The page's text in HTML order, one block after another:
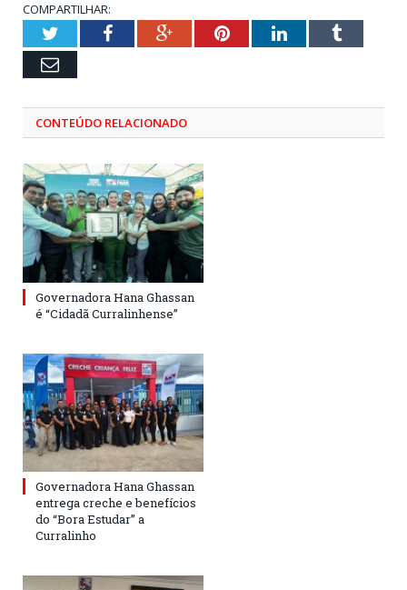
COMPARTILHAR:
TwitterFacebookGoogle+PinterestLinkedInTumblr
Email
CONTEÚDO RELACIONADO
Governadora Hana Ghassan
é “Cidadã Curralinhense”
Governadora Hana Ghassan
entrega creche e benefícios
do “Bora Estudar” a
Curralinho